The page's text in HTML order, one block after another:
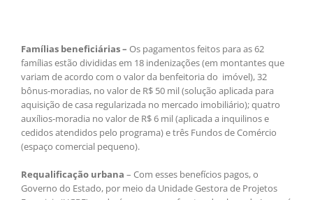
Famílias beneficiárias – Os pagamentos feitos para as 62
famílias estão divididas em 18 indenizações (em montantes que
variam de acordo com o valor da benfeitoria do imóvel), 32
bônus-moradias, no valor de R$ 50 mil (solução aplicada para
aquisição de casa regularizada no mercado imobiliário); quatro
auxílios-moradia no valor de R$ 6 mil (aplicada a inquilinos e
cedidos atendidos pelo programa) e três Fundos de Comércio
(espaço comercial pequeno).
Requalificação urbana – Com esses benefícios pagos, o
Governo do Estado, por meio da Unidade Gestora de Projetos